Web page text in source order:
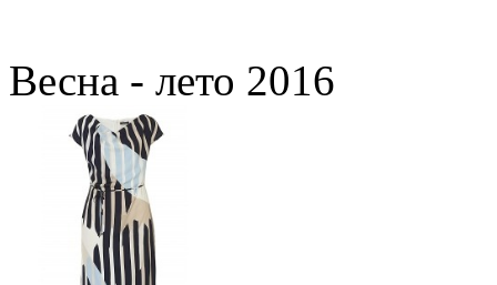
Весна - лето 2016